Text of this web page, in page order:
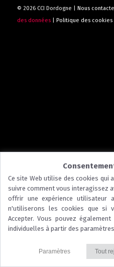
© 2026 CCI Dordogne | Nous
des données| Politique des cookies
Ce site Web utilise des cookies qui
suivre comment vous interagissez
offrir une expérience utilisateur
n'utiliserons les cookies que si
Accepter. Vous pouvez
individuelles à partir des
Paramètres Tout